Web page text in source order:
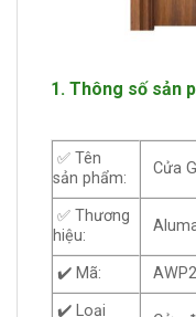
1. Thông số sản
✅ Tên
sản phẩm:
Cửa
✅ Thương
hiệu:
✔️ Mã:
✔️ Loại